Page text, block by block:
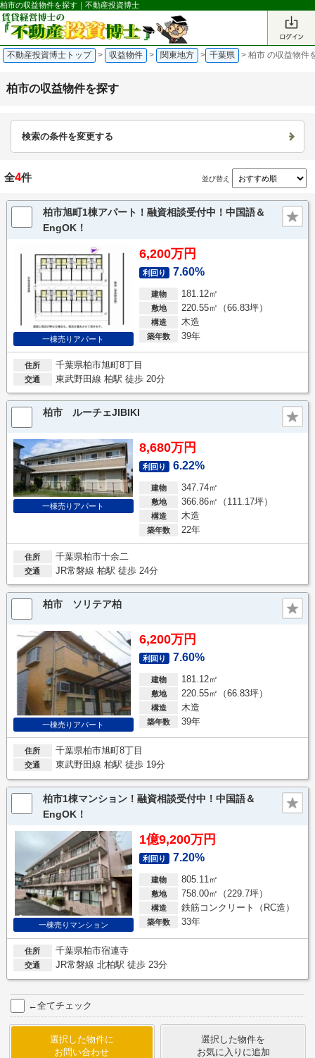
柏市の収益物件を探す｜不動産投資博士
不動産投資博士トップ > 収益物件 > 関東地方 > 千葉県 > 柏市 の収益物件
柏市の収益物件を探す
検索の条件を変更する
全4件 並び替え
柏市旭町1棟アパート！融資相談受付中！中国語＆
EngOK！
一棟売りアパート
6,200万円
利回り 7.60%
建物 181.12㎡
敷地 220.55㎡（66.83坪）
構造 木造
築年数 39年
住所 千葉県柏市旭町8丁目
交通 東武野田線 柏駅 徒歩 20分
柏市 ルーチェJIBIKI
一棟売りアパート
8,680万円
利回り 6.22%
建物 347.74㎡
敷地 366.86㎡（111.17坪）
構造 木造
築年数 22年
住所 千葉県柏市十余二
交通 JR常磐線 柏駅 徒歩 24分
柏市 ソリテア柏
一棟売りアパート
6,200万円
利回り 7.60%
建物 181.12㎡
敷地 220.55㎡（66.83坪）
構造 木造
築年数 39年
住所 千葉県柏市旭町8丁目
交通 東武野田線 柏駅 徒歩 19分
柏市1棟マンション！融資相談受付中！中国語＆
EngOK！
一棟売りマンション
1億9,200万円
利回り 7.20%
建物 805.11㎡
敷地 758.00㎡（229.7坪）
構造 鉄筋コンクリート（RC造）
築年数 33年
住所 千葉県柏市宿連寺
交通 JR常磐線 北柏駅 徒歩 23分
←全てチェック
選択した物件に
お問い合わせ
選択した物件を
お気に入りに追加